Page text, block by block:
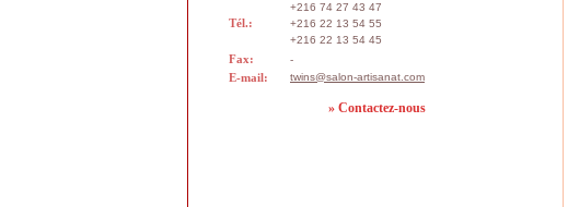
Tél.:
+216 74 27 43 47
+216 22 13 54 55
+216 22 13 54 45
Fax: -
E-mail: twins@salon-artisanat.com
» Contactez-nous